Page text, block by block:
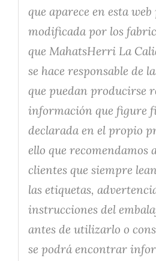
que aparece en esta web
modificada por los
que MahatsHerri La
se hace responsable de
que puedan producirse
información que figure
declarada en el propio
ello que recomendamos
clientes que siempre
las etiquetas,
instrucciones del
antes de utilizarlo o
se podrá encontrar